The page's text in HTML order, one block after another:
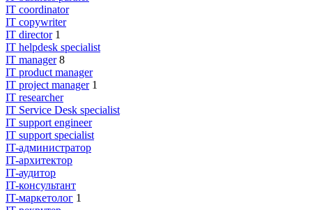
IT coordinator
IT copywriter
IT director 1
IT helpdesk specialist
IT manager 8
IT product manager
IT project manager 1
IT researcher
IT Service Desk specialist
IT support engineer
IT support specialist
IT-администратор
IT-архитектор
IT-аудитор
IT-консультант
IT-маркетолог 1